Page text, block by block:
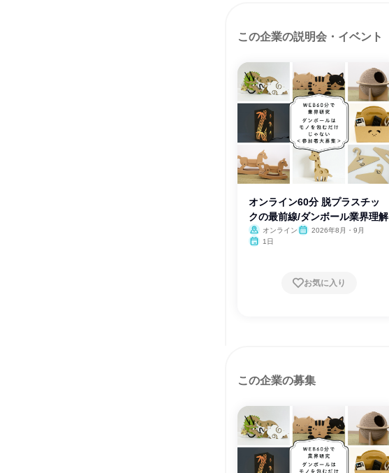
この企業の説明会・イベント
オンライン60分 脱プラスチッ
クの最前線/ダンボール業界理解
オンライン
2026年8月・9月
1日
お気に入り
この企業の募集